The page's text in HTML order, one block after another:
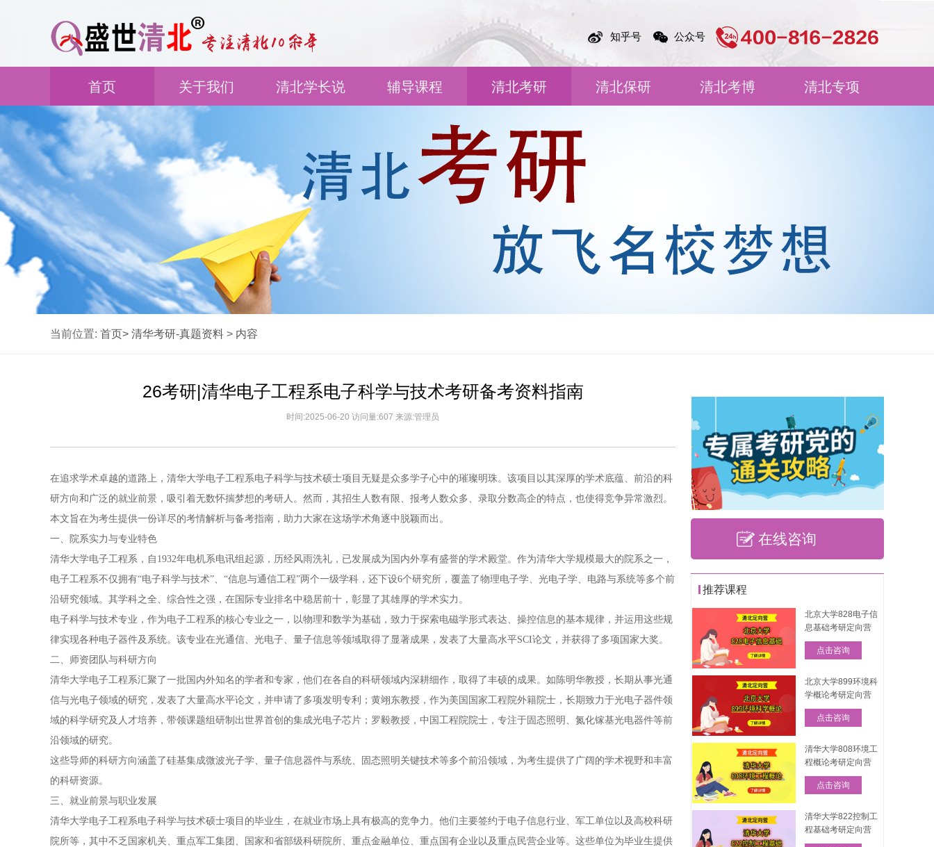
知乎号 公众号
首页 关于我们 清北学长说 辅导课程 清北考研 清北保研 清北考博 清北专项
当前位置: 首页> 清华考研-真题资料 > 内容
26考研|清华电子工程系电子科学与技术考研备考资料指南
时间:2025-06-20 访问量:607 来源:管理员
在追求学术卓越的道路上，清华大学电子工程系电子科学与技术硕士项目无疑是众多学子心中的璀璨明珠。该项目以其深厚的学术底蕴、前沿的科
研方向和广泛的就业前景，吸引着无数怀揣梦想的考研人。然而，其招生人数有限、报考人数众多、录取分数高企的特点，也使得竞争异常激烈。
本文旨在为考生提供一份详尽的考情解析与备考指南，助力大家在这场学术角逐中脱颖而出。
一、院系实力与专业特色
清华大学电子工程系，自1932年电机系电讯组起源，历经风雨洗礼，已发展成为国内外享有盛誉的学术殿堂。作为清华大学规模最大的院系之一，
电子工程系不仅拥有“电子科学与技术”、“信息与通信工程”两个一级学科，还下设6个研究所，覆盖了物理电子学、光电子学、电路与系统等多个前
沿研究领域。其学科之全、综合性之强，在国际专业排名中稳居前十，彰显了其雄厚的学术实力。
电子科学与技术专业，作为电子工程系的核心专业之一，以物理和数学为基础，致力于探索电磁学形式表达、操控信息的基本规律，并运用这些规
律实现各种电子器件及系统。该专业在光通信、光电子、量子信息等领域取得了显著成果，发表了大量高水平SCI论文，并获得了多项国家大奖。
二、师资团队与科研方向
清华大学电子工程系汇聚了一批国内外知名的学者和专家，他们在各自的科研领域内深耕细作，取得了丰硕的成果。如陈明华教授，长期从事光通
信与光电子领域的研究，发表了大量高水平论文，并申请了多项发明专利；黄翊东教授，作为美国国家工程院外籍院士，长期致力于光电子器件领
域的科学研究及人才培养，带领课题组研制出世界首创的集成光电子芯片；罗毅教授，中国工程院院士，专注于固态照明、氮化镓基光电器件等前
沿领域的研究。
这些导师的科研方向涵盖了硅基集成微波光子学、量子信息器件与系统、固态照明关键技术等多个前沿领域，为考生提供了广阔的学术视野和丰富
的科研资源。
三、就业前景与职业发展
清华大学电子工程系电子科学与技术硕士项目的毕业生，在就业市场上具有极高的竞争力。他们主要签约于电子信息行业、军工单位以及高校科研
院所等，其中不乏国家机关、重点军工集团、国家和省部级科研院所、重点金融单位、重点国有企业以及重点民营企业等。这些单位为毕业生提供
在线咨询
推荐课程
北京大学828电子信
息基础考研定向营
点击咨询
北京大学899环境科
学概论考研定向营
点击咨询
清华大学808环境工
程概论考研定向营
点击咨询
清华大学822控制工
程基础考研定向营